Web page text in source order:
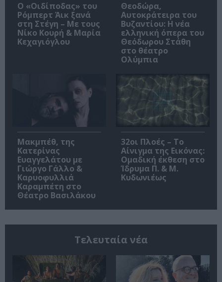
O «Οιδίποδας» του
Ρόμπερτ Άικ ξανά
στη Στέγη – Με τους
Νίκο Κουρή & Μαρία
Κεχαγιόγλου
Θεοδώρα,
Αυτοκράτειρα του
Βυζαντίου: Η νέα
ελληνική όπερα του
Θεόδωρου Στάθη
στο θέατρο
Ολύμπια
Μακμπέθ, της
Κατερίνας
Ευαγγελάτου με
Γιώργο Γάλλο &
Καρυοφυλλιά
Καραμπέτη στο
Θέατρο Βασιλάκου
32οι Πλοές – Το
Αίνιγμα της Εικόνας:
Ομαδική έκθεση στο
Ίδρυμα Π. & Μ.
Κυδωνιέως
Τελευταία νέα